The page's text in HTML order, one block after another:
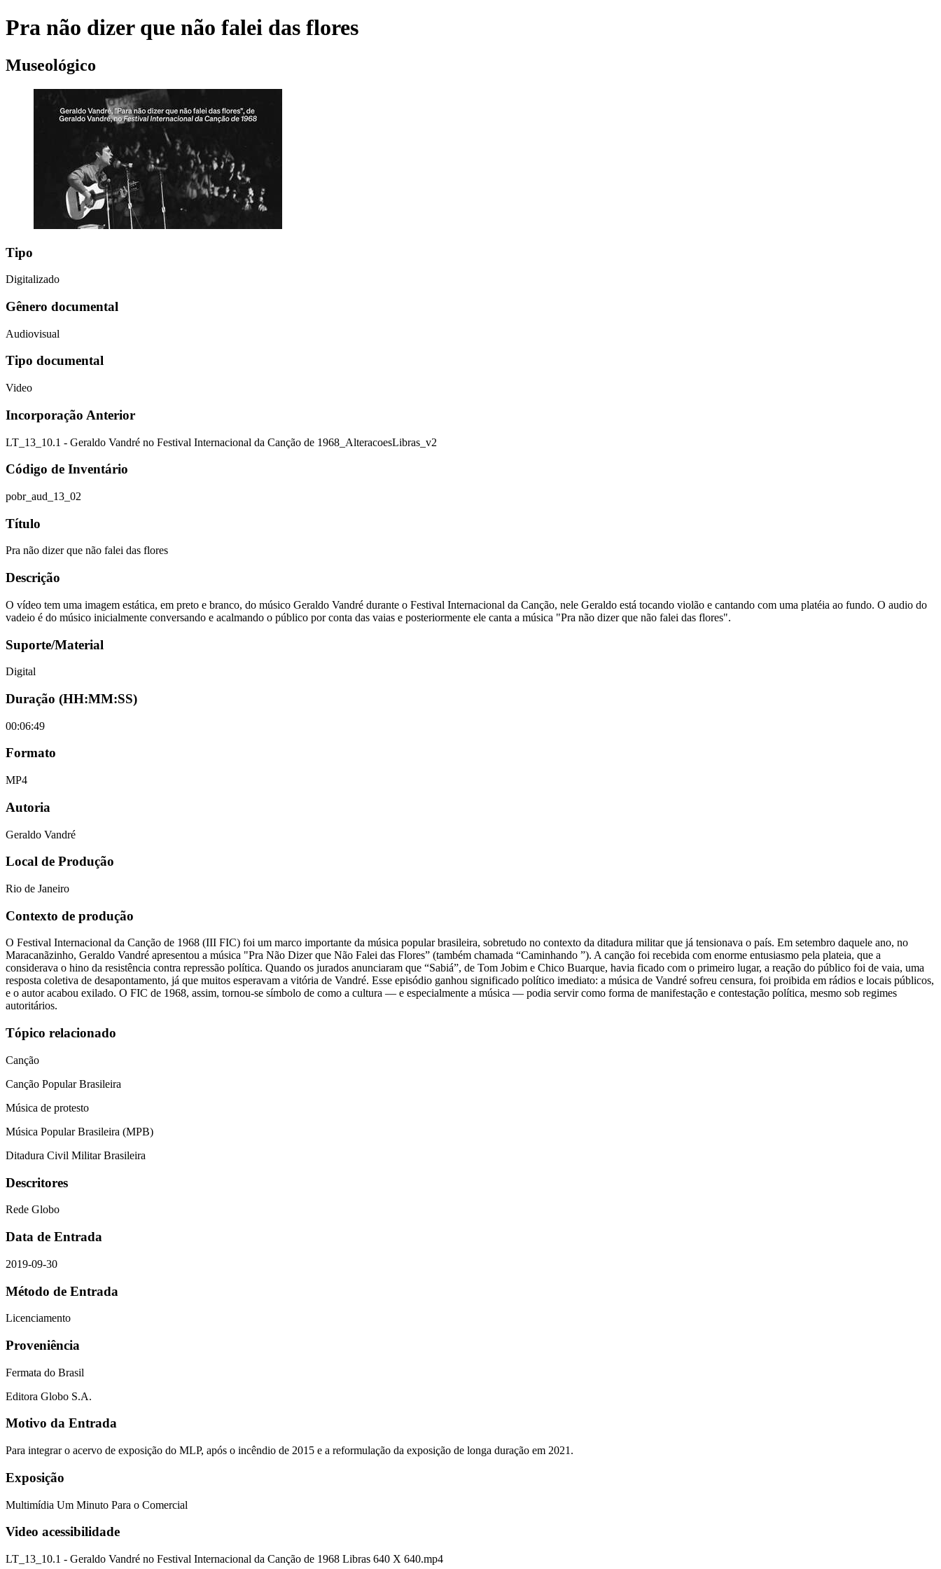
Pra não dizer que não falei das flores
Museológico
Tipo
Digitalizado
Gênero documental
Audiovisual
Tipo documental
Video
Incorporação Anterior
LT_13_10.1 - Geraldo Vandré no Festival Internacional da Canção de 1968_AlteracoesLibras_v2
Código de Inventário
pobr_aud_13_02
Título
Pra não dizer que não falei das flores
Descrição
O vídeo tem uma imagem estática, em preto e branco, do músico Geraldo Vandré durante o Festival Internacional da Canção, nele Geraldo está tocando violão e cantando com uma platéia ao fundo. O audio do
vadeio é do músico inicialmente conversando e acalmando o público por conta das vaias e posteriormente ele canta a música "Pra não dizer que não falei das flores".
Suporte/Material
Digital
Duração (HH:MM:SS)
00:06:49
Formato
MP4
Autoria
Geraldo Vandré
Local de Produção
Rio de Janeiro
Contexto de produção
O Festival Internacional da Canção de 1968 (III FIC) foi um marco importante da música popular brasileira, sobretudo no contexto da ditadura militar que já tensionava o país. Em setembro daquele ano, no
Maracanãzinho, Geraldo Vandré apresentou a música "Pra Não Dizer que Não Falei das Flores” (também chamada “Caminhando ”). A canção foi recebida com enorme entusiasmo pela plateia, que a
considerava o hino da resistência contra repressão política. Quando os jurados anunciaram que “Sabiá”, de Tom Jobim e Chico Buarque, havia ficado com o primeiro lugar, a reação do público foi de vaia, uma
resposta coletiva de desapontamento, já que muitos esperavam a vitória de Vandré. Esse episódio ganhou significado político imediato: a música de Vandré sofreu censura, foi proibida em rádios e locais públicos,
e o autor acabou exilado. O FIC de 1968, assim, tornou-se símbolo de como a cultura — e especialmente a música — podia servir como forma de manifestação e contestação política, mesmo sob regimes
autoritários.
Tópico relacionado
Canção
Canção Popular Brasileira
Música de protesto
Música Popular Brasileira (MPB)
Ditadura Civil Militar Brasileira
Descritores
Rede Globo
Data de Entrada
2019-09-30
Método de Entrada
Licenciamento
Proveniência
Fermata do Brasil
Editora Globo S.A.
Motivo da Entrada
Para integrar o acervo de exposição do MLP, após o incêndio de 2015 e a reformulação da exposição de longa duração em 2021.
Exposição
Multimídia Um Minuto Para o Comercial
Video acessibilidade
LT_13_10.1 - Geraldo Vandré no Festival Internacional da Canção de 1968 Libras 640 X 640.mp4